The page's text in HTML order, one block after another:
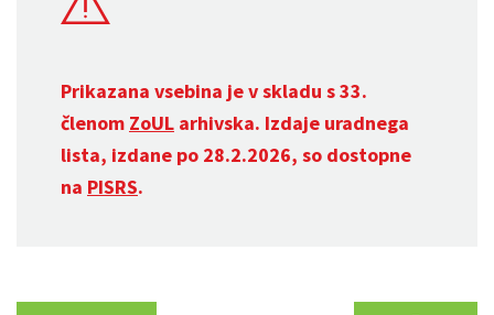
Prikazana vsebina je v skladu s 33.
členom ZoUL arhivska. Izdaje uradnega
lista, izdane po 28.2.2026, so dostopne
na PISRS.